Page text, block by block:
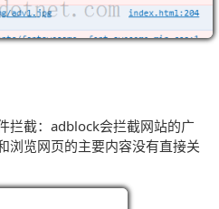
拦截：adblock会拦截网站的广
浏览网页的主要内容没有直接关